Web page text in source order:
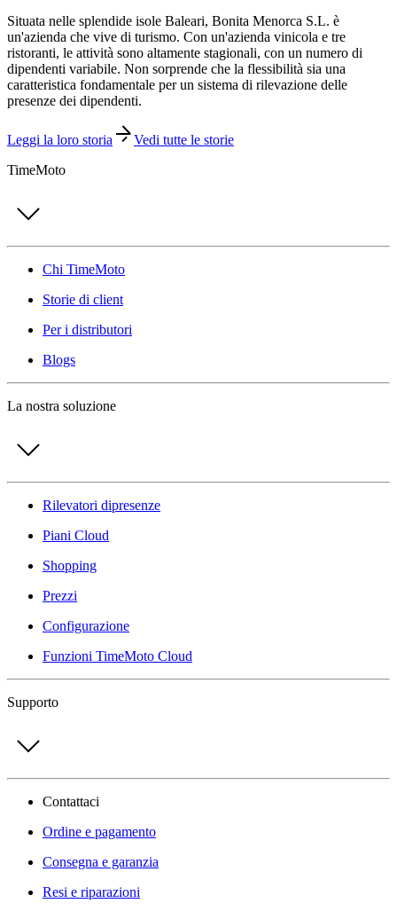
Situata nelle splendide isole Baleari, Bonita Menorca S.L. è
un'azienda che vive di turismo. Con un'azienda vinicola e tre
ristoranti, le attività sono altamente stagionali, con un numero di
dipendenti variabile. Non sorprende che la flessibilità sia una
caratteristica fondamentale per un sistema di rilevazione delle
presenze dei dipendenti.
Leggi la loro storia
Vedi tutte le storie
TimeMoto
Chi TimeMoto
Storie di client
Per i distributori
Blogs
La nostra soluzione
Rilevatori dipresenze
Piani Cloud
Shopping
Prezzi
Configurazione
Funzioni TimeMoto Cloud
Supporto
Contattaci
Ordine e pagamento
Consegna e garanzia
Resi e riparazioni